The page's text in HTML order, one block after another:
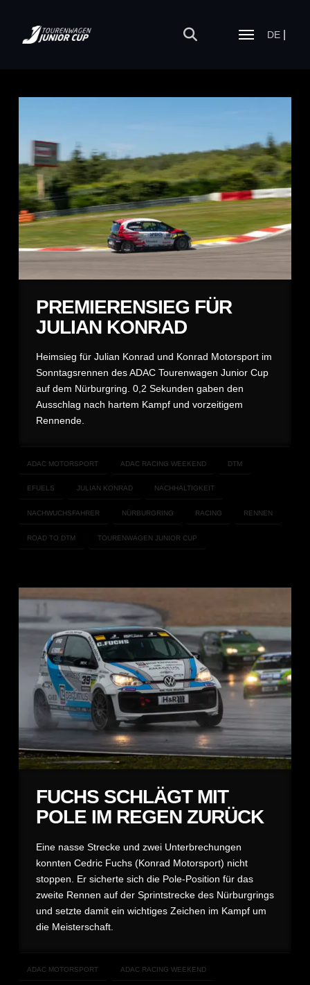
DE
PREMIERENSIEG FÜR
JULIAN KONRAD
Heimsieg für Julian Konrad und Konrad Motorsport im
Sonntagsrennen des ADAC Tourenwagen Junior Cup
auf dem Nürburgring. 0,2 Sekunden gaben den
Ausschlag nach hartem Kampf und vorzeitigem
Rennende.
ADAC MOTORSPORT ADAC RACING WEEKEND DTM
EFUELS JULIAN KONRAD NACHHALTIGKEIT
NACHWUCHSFAHRER NÜRBURGRING RACING RENNEN
ROAD TO DTM TOURENWAGEN JUNIOR CUP
FUCHS SCHLÄGT MIT
POLE IM REGEN ZURÜCK
Eine nasse Strecke und zwei Unterbrechungen
konnten Cedric Fuchs (Konrad Motorsport) nicht
stoppen. Er sicherte sich die Pole-Position für das
zweite Rennen auf der Sprintstrecke des Nürburgrings
und setzte damit ein wichtiges Zeichen im Kampf um
die Meisterschaft.
ADAC MOTORSPORT ADAC RACING WEEKEND